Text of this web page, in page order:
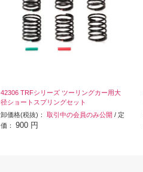
42306 TRFシリーズ ツーリングカー用大
径ショートスプリングセット
卸価格(税抜)： 取引中の会員のみ公開 / 定
価： 900 円